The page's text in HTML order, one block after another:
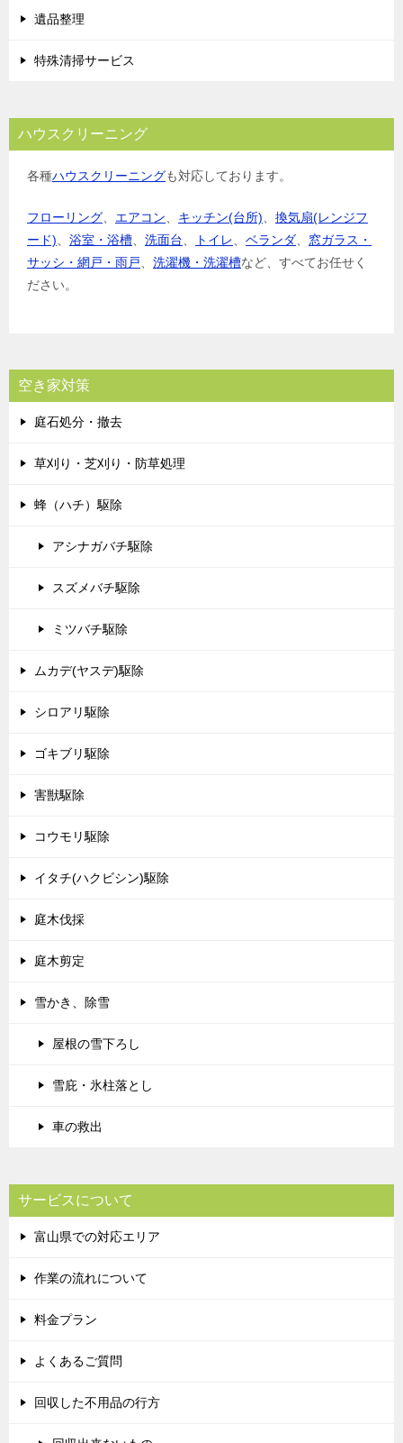
遺品整理
特殊清掃サービス
ハウスクリーニング
各種ハウスクリーニングも対応しております。
フローリング、 エアコン、 キッチン(台所)、 換気扇(レンジフ
ード)、 浴室・浴槽、 洗面台、 トイレ、 ベランダ、 窓ガラス・
サッシ・網戸・雨戸、 洗濯機・洗濯槽など、すべてお任せく
ださい。
空き家対策
庭石処分・撤去
草刈り・芝刈り・防草処理
蜂（ハチ）駆除
アシナガバチ駆除
スズメバチ駆除
ミツバチ駆除
ムカデ(ヤスデ)駆除
シロアリ駆除
ゴキブリ駆除
害獣駆除
コウモリ駆除
イタチ(ハクビシン)駆除
庭木伐採
庭木剪定
雪かき、除雪
屋根の雪下ろし
雪庇・氷柱落とし
車の救出
サービスについて
富山県での対応エリア
作業の流れについて
料金プラン
よくあるご質問
回収した不用品の行方